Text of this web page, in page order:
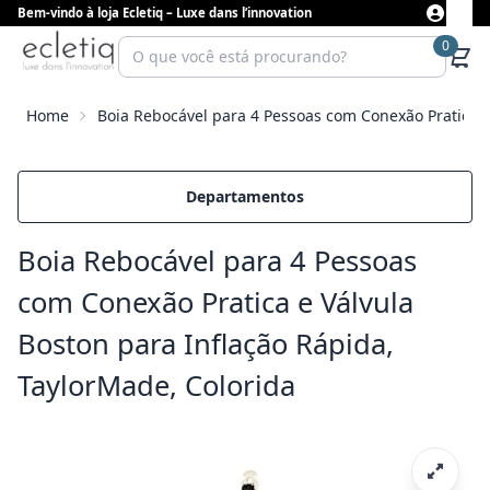
Bem-vindo à loja Ecletiq – Luxe dans l’innovation
0
Home Boia Rebocável para 4 Pessoas com Conexão
Departamentos
Boia Rebocável para 4 Pessoas
com Conexão Pratica e Válvula
Boston para Inflação Rápida,
TaylorMade, Colorida